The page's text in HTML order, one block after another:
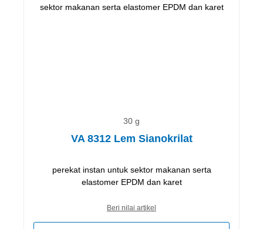
30 g
VA 8312 Lem Sianokrilat
perekat instan untuk sektor makanan serta
elastomer EPDM dan karet
Beri nilai artikel